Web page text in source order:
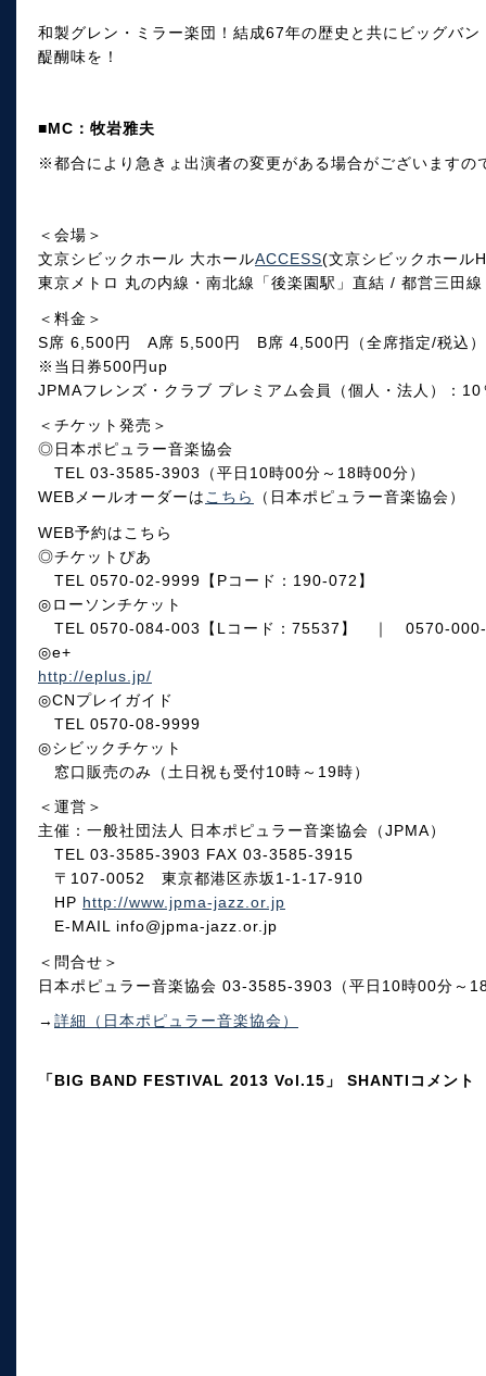
和製グレン・ミラー楽団！結成67年の歴史と共にビッグバ
醍醐味を！
■MC：牧岩雅夫
※都合により急きょ出演者の変更がある場合がございますの
＜会場＞
文京シビックホール 大ホールACCESS(文京シビックホール
東京メトロ 丸の内線・南北線「後楽園駅」直結 / 都営三田
＜料金＞
S席 6,500円 A席 5,500円 B席 4,500円（全席指定/税込）
※当日券500円up
JPMAフレンズ・クラブ プレミアム会員（個人・法人）：10
＜チケット発売＞
◎日本ポピュラー音楽協会
TEL 03-3585-3903（平日10時00分～18時00分）
WEBメールオーダーは こちら （日本ポピュラー音楽協会）
WEB予約はこちら
◎チケットぴあ
TEL 0570-02-9999【Pコード：190-072】
◎ローソンチケット
TEL 0570-084-003【Lコード：75537】 ｜ 0570-000-
◎e+
http://eplus.jp/
◎CNプレイガイド
TEL 0570-08-9999
◎シビックチケット
窓口販売のみ（土日祝も受付10時～19時）
＜運営＞
主催：一般社団法人 日本ポピュラー音楽協会（JPMA）
TEL 03-3585-3903 FAX 03-3585-3915
〒107-0052 東京都港区赤坂1-1-17-910
HP http://www.jpma-jazz.or.jp
E-MAIL info@jpma-jazz.or.jp
＜問合せ＞
日本ポピュラー音楽協会 03-3585-3903（平日10時00分～
→ 詳細（日本ポピュラー音楽協会）
「BIG BAND FESTIVAL 2013 Vol.15」 SHANTIコメント